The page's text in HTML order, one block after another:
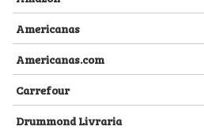
Americanas
Americanas.com
Carrefour
Drummond Livraria